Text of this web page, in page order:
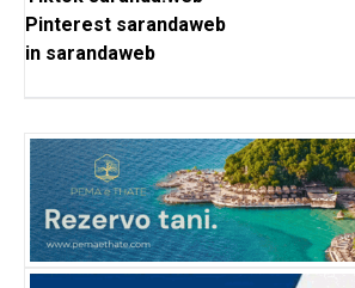
Pinterest sarandaweb
in sarandaweb